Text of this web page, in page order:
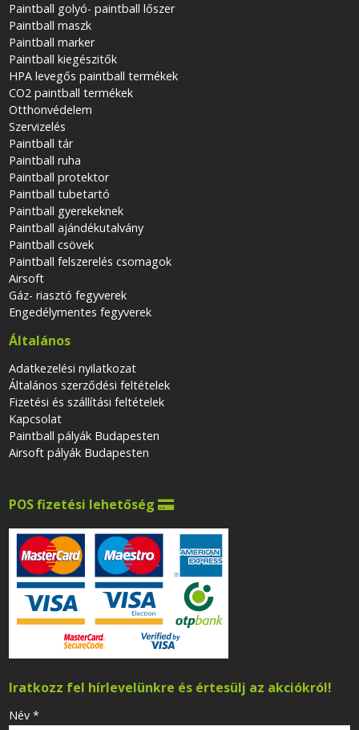
Paintball golyó- paintball lőszer
Paintball maszk
Paintball marker
Paintball kiegészitők
HPA levegős paintball termékek
CO2 paintball termékek
Otthonvédelem
Szervizelés
Paintball tár
Paintball ruha
Paintball protektor
Paintball tubetartó
Paintball gyerekeknek
Paintball ajándékutalvány
Paintball csövek
Paintball felszerelés csomagok
Airsoft
Gáz- riasztó fegyverek
Engedélymentes fegyverek
Általános
Adatkezelési nyilatkozat
Általános szerződési feltételek
Fizetési és szállítási feltételek
Kapcsolat
Paintball pályák Budapesten
Airsoft pályák Budapesten
POS fizetési lehetőség 
Iratkozz fel hírlevelünkre és értesülj az akciókról!
-Név *